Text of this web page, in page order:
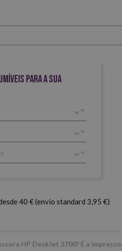
PARA A SUA
40 € (envio standard 3,95 €)
HP DeskJet 3700? É a